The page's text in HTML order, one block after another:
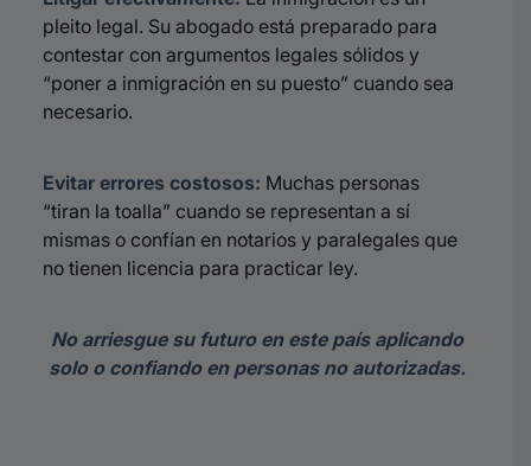
pleito legal. Su abogado está preparado para
contestar con argumentos legales sólidos y
“poner a inmigración en su puesto” cuando sea
necesario.
Evitar errores costosos: Muchas personas
“tiran la toalla” cuando se representan a sí
mismas o confían en notarios y paralegales que
no tienen licencia para practicar ley.
No arriesgue su futuro en este país aplicando
solo o confiando en personas no autorizadas.